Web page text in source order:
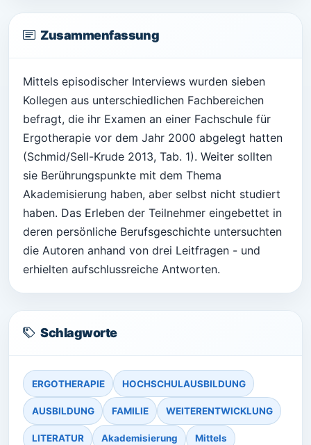
Zusammenfassung
Mittels episodischer Interviews wurden sieben
Kollegen aus unterschiedlichen Fachbereichen
befragt, die ihr Examen an einer Fachschule für
Ergotherapie vor dem Jahr 2000 abgelegt hatten
(Schmid/Sell-Krude 2013, Tab. 1). Weiter sollten
sie Berührungspunkte mit dem Thema
Akademisierung haben, aber selbst nicht studiert
haben. Das Erleben der Teilnehmer eingebettet in
deren persönliche Berufsgeschichte untersuchten
die Autoren anhand von drei Leitfragen - und
erhielten aufschlussreiche Antworten.
Schlagworte
ERGOTHERAPIE HOCHSCHULAUSBILDUNG
AUSBILDUNG FAMILIE WEITERENTWICKLUNG
LITERATUR Akademisierung Mittels